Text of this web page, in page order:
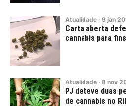
Atualidade · 9 jan
Carta aberta
cannabis para
Atualidade · 8 nov
PJ deteve duas
de cannabis no